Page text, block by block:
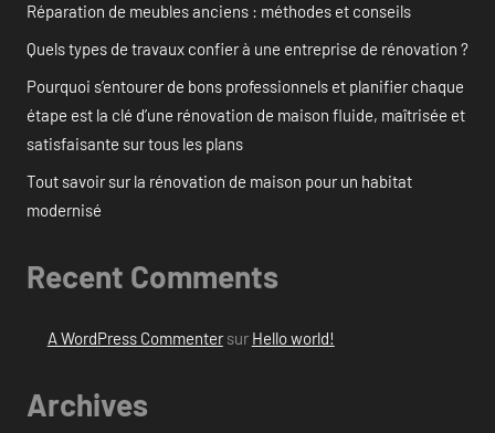
Réparation de meubles anciens : méthodes et conseils
Quels types de travaux confier à une entreprise de rénovation ?
Pourquoi s’entourer de bons professionnels et planifier chaque
étape est la clé d’une rénovation de maison fluide, maîtrisée et
satisfaisante sur tous les plans
Tout savoir sur la rénovation de maison pour un habitat
modernisé
Recent Comments
A WordPress Commentersur Hello world!
Archives